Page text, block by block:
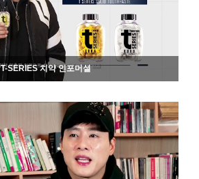
810 06-19
T-SERIES 치약 인포머셜